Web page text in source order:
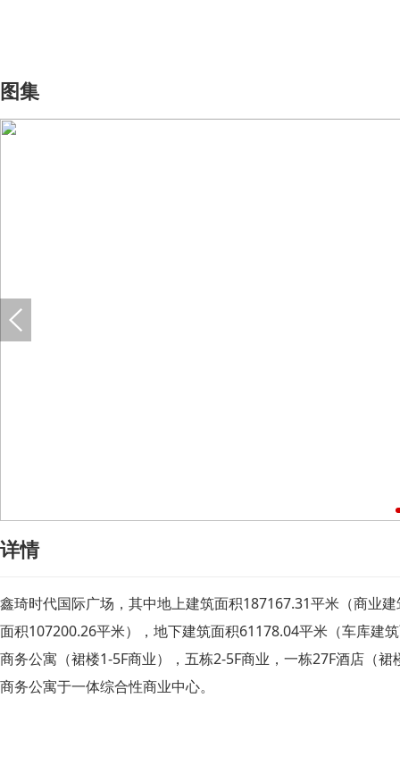
图集
详情
鑫琦时代国际广场，其中地上建筑面积187167.31平米（商业
面积107200.26平米），地下建筑面积61178.04平米（车库建
商务公寓（裙楼1-5F商业），五栋2-5F商业，一栋27F酒店（
商务公寓于一体综合性商业中心。